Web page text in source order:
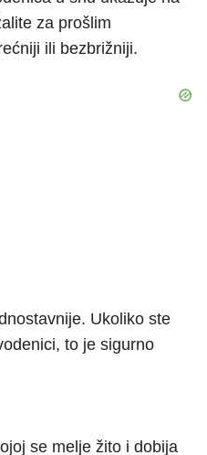
za prošlim
ili bezbrižniji.
Ukoliko ste
to je sigurno
se melje žito i dobija